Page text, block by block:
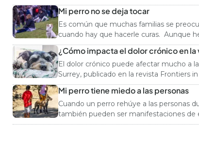
Mi perro no se deja tocar
Es común que muchas familias se
cuando hay que hacerle curas. Aunque hemos normalizado el “manoseo” a nuestros canes, la tolerancia y preferencias de cada perro dependen de su genética,
experiencias previas, gustos y también
¿Cómo impacta el dolor crónico en la
El dolor crónico puede afectar mucho a
Surrey, publicado en la revista Frontiers
Mi perro tiene miedo a las personas
Cuando un perro rehúye a las personas
también pueden ser manifestaciones